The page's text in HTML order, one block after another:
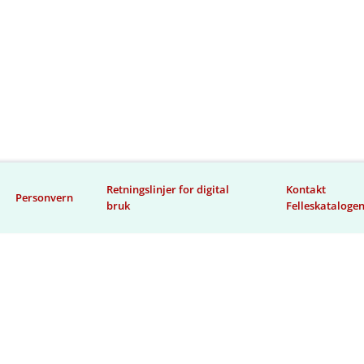
Personvern
Retningslinjer for digital
bruk
Kontakt
Felleskatalogen